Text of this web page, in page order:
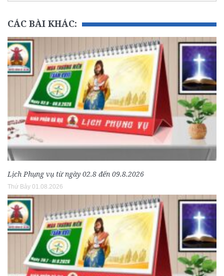
CÁC BÀI KHÁC:
Lịch Phụng vụ từ ngày 02.8 đến 09.8.2026
Thứ Bảy 01.08.2026